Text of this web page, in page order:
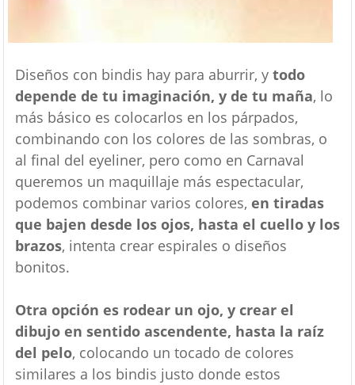
Diseños con bindis hay para aburrir, ytodo
depende de tu imaginación, y de tu maña, lo
más básico es colocarlos en los párpados,
combinando con los colores de las sombras, o
al final del eyeliner, pero como en Carnaval
queremos un maquillaje más espectacular,
podemos combinar varios colores, en tiradas
que bajen desde los ojos, hasta el cuello y los
brazos, intenta crear espirales o diseños
bonitos.
Otra opción es rodear un ojo, y crear el
dibujo en sentido ascendente, hasta la raíz
del pelo, colocando un tocado de colores
similares a los bindis justo donde estos